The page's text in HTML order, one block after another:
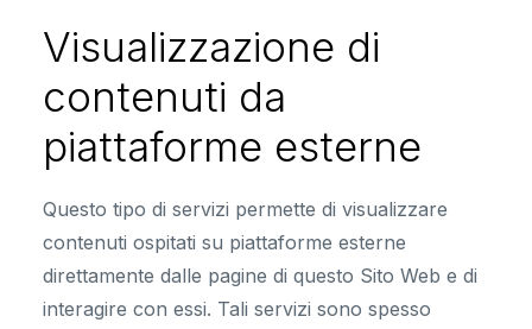
Visualizzazione di
contenuti da
piattaforme esterne
Questo tipo di servizi permette di visualizzare
contenuti ospitati su piattaforme esterne
direttamente dalle pagine di questo Sito Web e di
interagire con essi. Tali servizi sono spesso